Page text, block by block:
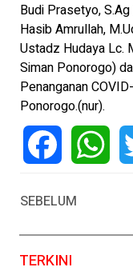
Budi Prasetyo,
Hasib Amrullah,
Ustadz Hudaya Lc.
Siman Ponorogo)
Penanganan
Ponorogo.(nur).
SEBELUM
TERKINI